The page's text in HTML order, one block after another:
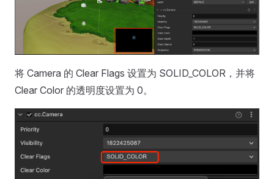
将 Camera 的 Clear Flags 设置为 SOLID_COLOR，并将
Clear Color 的透明度设置为 0。